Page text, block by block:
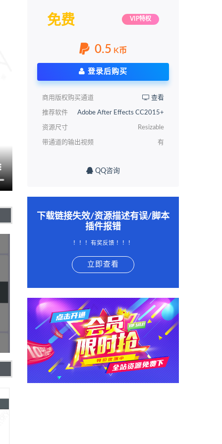
免费 VIP特权
0.5 K币
登录后购买
商用版权购买通道 查看
推荐软件 Adobe After Effects CC2015+
资源尺寸 Resizable
带通道的输出视频 有
QQ咨询
下载链接失效/资源描述有误/脚本
插件报错
！！！有奖反馈 ！！！
立即查看